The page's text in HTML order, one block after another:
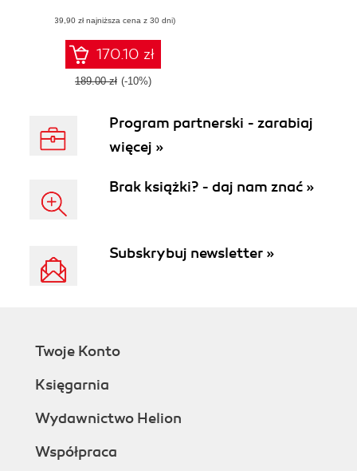
(39,90 zł najniższa cena z 30 dni)
170.10 zł
189.00 zł (-10%)
Program partnerski - zarabiaj
więcej »
Brak książki? - daj nam znać »
Subskrybuj newsletter »
Twoje Konto
Księgarnia
Wydawnictwo Helion
Współpraca